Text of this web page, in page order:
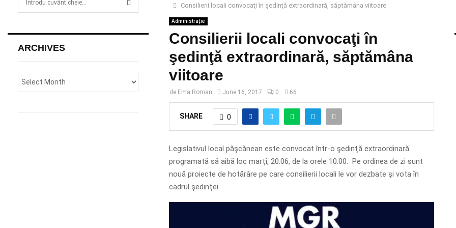
Consilierii locali convocaţi în şedinţă extraordinară, săptămâna viitoare
Administrație
Consilierii locali convocaţi în
şedinţă extraordinară, săptămâna
viitoare
de Ema Roman June 16, 2017 0 66
SHARE 0
Legislativul local păşcănean este convocat într-o şedinţă extraordinară
programată să aibă loc marţi, 20.06, de la orele 10.00. Pe ordinea de zi sunt
nouă proiecte de hotărâre pe care consilierii locali le vor dezbate şi vota în
cadrul şedinţei.
h
o
:
ARCHIVES